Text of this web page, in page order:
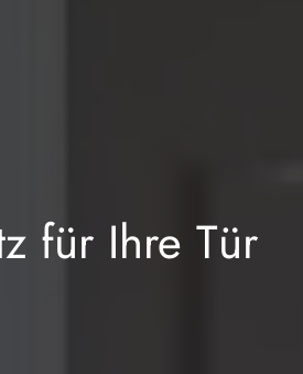
für Ihre Tür